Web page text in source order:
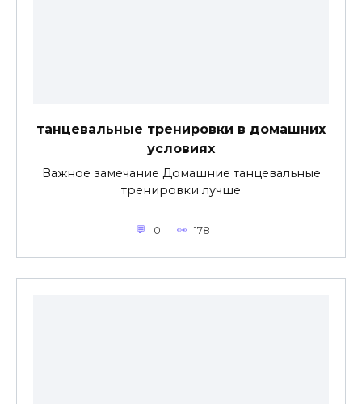
танцевальные тренировки в домашних
условиях
Важное замечание Домашние танцевальные
тренировки лучше
0 178